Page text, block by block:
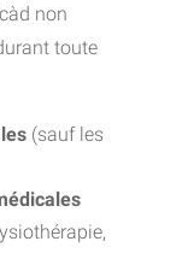
non
toute
(sauf les